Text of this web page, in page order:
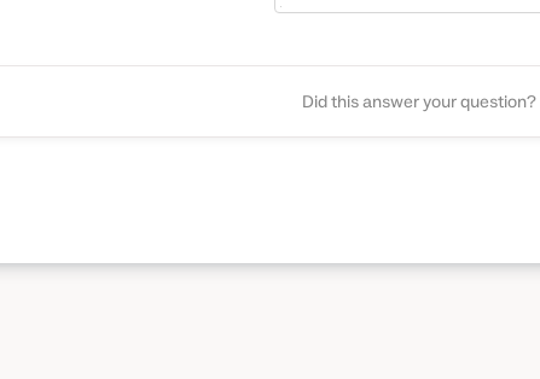
Did this answer your question?